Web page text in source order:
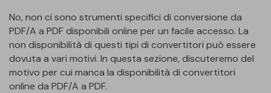
No, non ci sono strumenti specifici di conversione da
PDF/A a PDF disponibili online per un facile accesso. La
non disponibilità di questi tipi di convertitori può essere
dovuta a vari motivi. In questa sezione, discuteremo del
motivo per cui manca la disponibilità di convertitori
online da PDF/A a PDF.